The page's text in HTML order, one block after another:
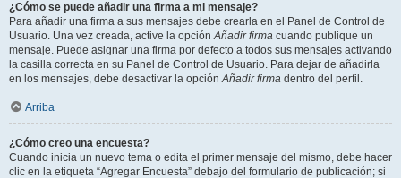
¿Cómo se puede añadir una firma a mi mensaje?
Para añadir una firma a sus mensajes debe crearla en el Panel de Control de
Usuario. Una vez creada, active la opciónAñadir firma cuando publique un
mensaje. Puede asignar una firma por defecto a todos sus mensajes activando
la casilla correcta en su Panel de Control de Usuario. Para dejar de añadirla
en los mensajes, debe desactivar la opciónAñadir firma dentro del perfil.
Arriba
¿Cómo creo una encuesta?
Cuando inicia un nuevo tema o edita el primer mensaje del mismo, debe hacer
clic en la etiqueta “Agregar Encuesta” debajo del formulario de publicación; si